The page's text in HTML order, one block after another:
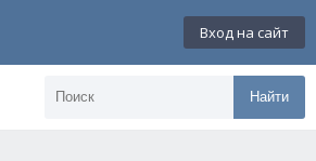
Вход на сайт
Найти